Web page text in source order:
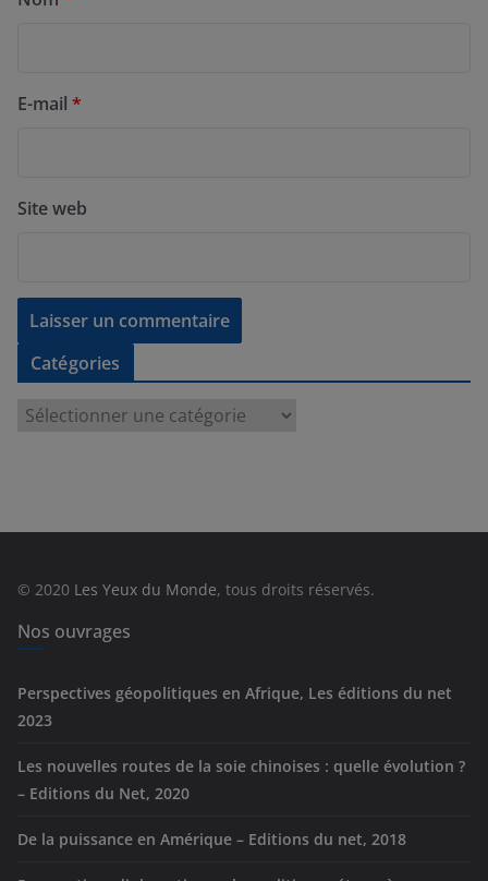
E-mail *
Site web
Catégories
e
s
© 2020 Les Yeux du Monde, tous droits réservés.
Nos ouvrages
Perspectives géopolitiques en Afrique, Les éditions du net
2023
Les nouvelles routes de la soie chinoises : quelle évolution ?
– Editions du Net, 2020
De la puissance en Amérique – Editions du net, 2018